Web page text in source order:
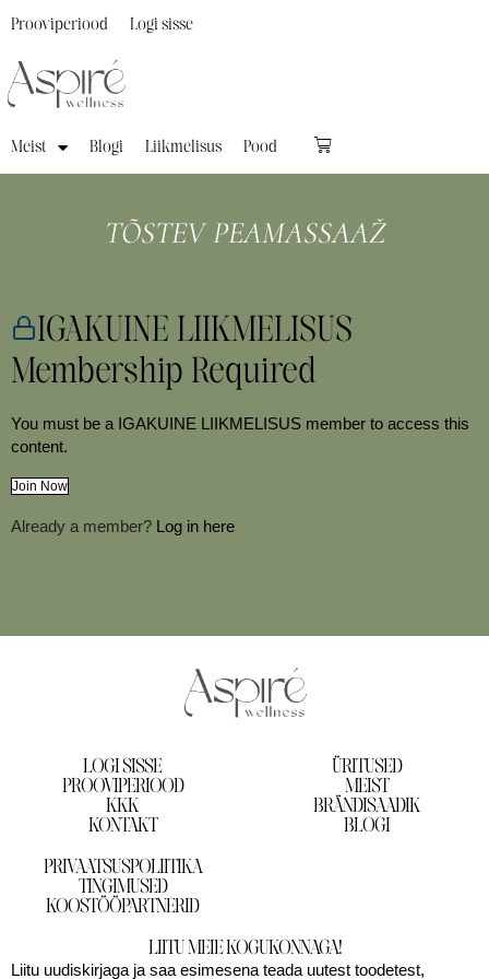
Meist Blogi Liikmelisus Pood
Prooviperiood Logi sisse
TÕSTEV PEAMASSAAŽ
IGAKUINE LIIKMELISUS
Membership Required
You must be a IGAKUINE LIIKMELISUS member to access this
content.
Join Now
Already a member? Log in here
LOGI SISSE
PROOVIPERIOOD
KKK
KONTAKT
ÜRITUSED
MEIST
BRÄNDISAADIK
BLOGI
PRIVAATSUSPOLIITIKA
TINGIMUSED
KOOSTÖÖPARTNERID
LIITU MEIE KOGUKONNAGA!
Liitu uudiskirjaga ja saa esimesena teada uutest toodetest,